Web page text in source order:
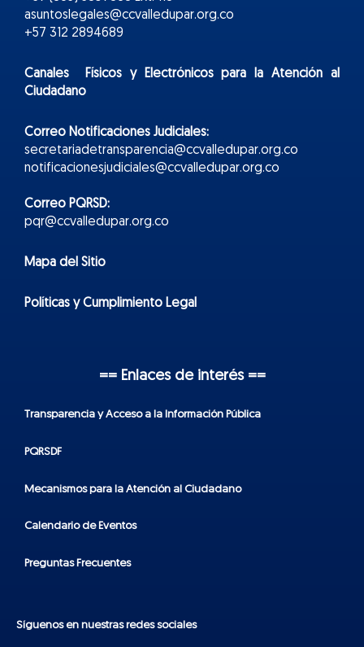
asuntoslegales@ccvalledupar.org.co
+57 312 2894689
Canales Físicos yElectrónicospara la Atención al
Ciudadano
Correo Notificaciones Judiciales:
secretariadetransparencia@ccvalledupar.org.co
notificacionesjudiciales@ccvalledupar.org.co
Correo PQRSD:
pqr@ccvalledupar.org.co
Mapa del Sitio
Políticas y Cumplimiento Legal
== Enlaces de interés ==
Transparencia y Acceso a la Información Pública
PQRSDF
Mecanismos para la Atención al Ciudadano
Calendario de Eventos
Preguntas Frecuentes
Síguenos en nuestras redes sociales